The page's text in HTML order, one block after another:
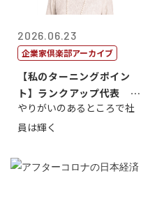
2026.06.23
企業家倶楽部アーカイブ
【私のターニングポイン
ト】ランクアップ代表 岩
崎裕美子
やりがいのあるところで社
員は輝く